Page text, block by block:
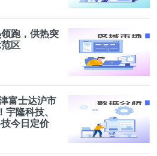
跑，供热突
区
富士达沪市
宇隆科技、
今日定价